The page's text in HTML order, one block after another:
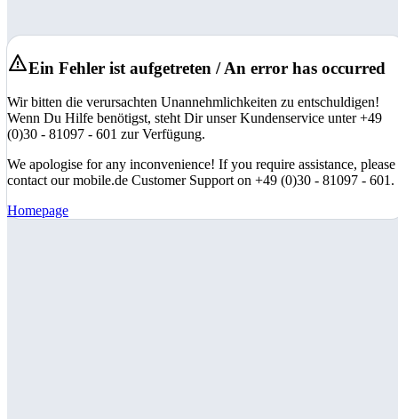
Ein Fehler ist aufgetreten / An error has occurred
Wir bitten die verursachten Unannehmlichkeiten zu entschuldigen!
Wenn Du Hilfe benötigst, steht Dir unser Kundenservice unter +49
(0)30 - 81097 - 601 zur Verfügung.
We apologise for any inconvenience! If you require assistance, please
contact our mobile.de Customer Support on +49 (0)30 - 81097 - 601.
Homepage